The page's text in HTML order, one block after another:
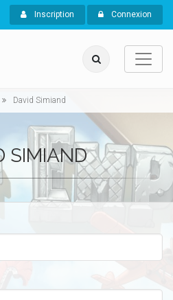
Inscription Connexion
David Simiand
SIMIAND